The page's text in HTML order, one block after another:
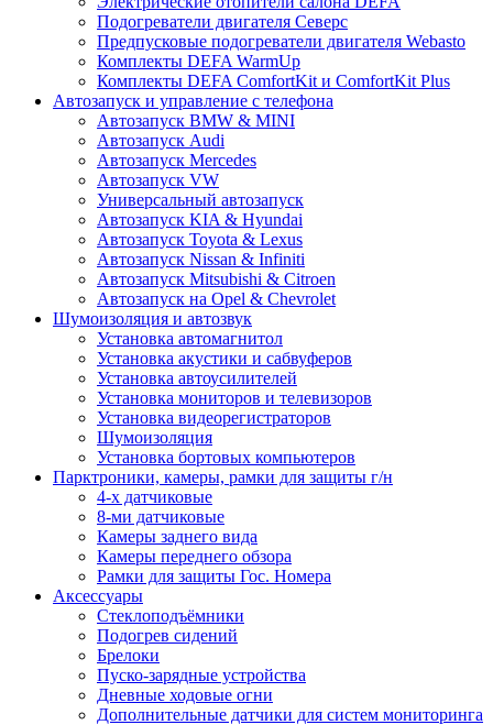
Подогреватели двигателя Северс
Предпусковые подогреватели двигателя Webasto
Комплекты DEFA WarmUp
Комплекты DEFA ComfortKit и ComfortKit Plus
Автозапуск и управление с телефона
Автозапуск BMW & MINI
Автозапуск Audi
Автозапуск Mercedes
Автозапуск VW
Универсальный автозапуск
Автозапуск KIA & Hyundai
Автозапуск Toyota & Lexus
Автозапуск Nissan & Infiniti
Автозапуск Mitsubishi & Citroen
Автозапуск на Opel & Chevrolet
Шумоизоляция и автозвук
Установка автомагнитол
Установка акустики и сабвуферов
Установка автоусилителей
Установка мониторов и телевизоров
Установка видеорегистраторов
Шумоизоляция
Установка бортовых компьютеров
Парктроники, камеры, рамки для защиты г/н
4-х датчиковые
8-ми датчиковые
Камеры заднего вида
Камеры переднего обзора
Рамки для защиты Гос. Номера
Аксессуары
Стеклоподъёмники
Подогрев сидений
Брелоки
Пуско-зарядные устройства
Дневные ходовые огни
Дополнительные датчики для систем мониторинга